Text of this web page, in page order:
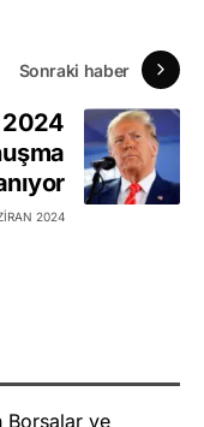
Sonraki haber
2024
2024
Borsalar ve